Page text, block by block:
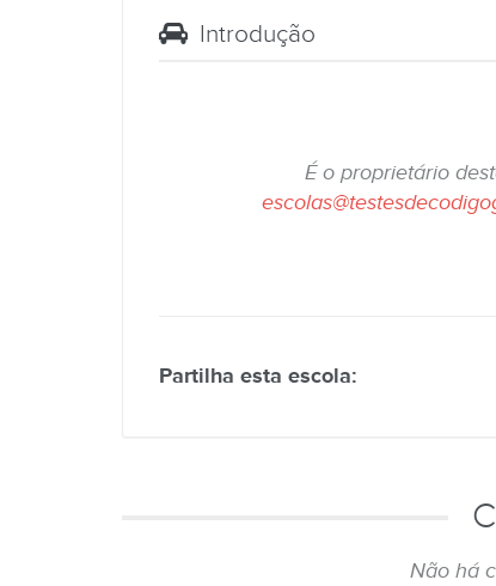
Introdução
É o proprietário
Partilha esta escola:
Não há